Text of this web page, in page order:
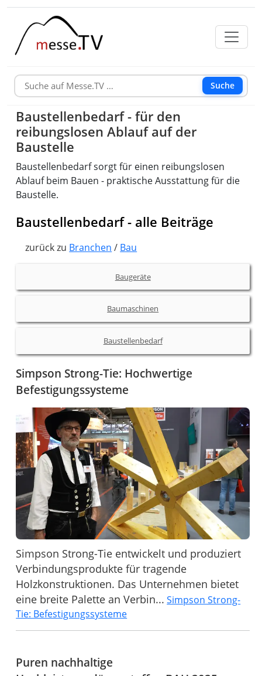
Suche
Baustellenbedarf - für den
reibungslosen Ablauf auf der
Baustelle
Baustellenbedarf sorgt für einen reibungslosen
Ablauf beim Bauen - praktische Ausstattung für die
Baustelle.
Baustellenbedarf - alle Beiträge
zurück zu Branchen / Bau
Baugeräte
Baumaschinen
Baustellenbedarf
Simpson Strong-Tie: Hochwertige
Befestigungssysteme
Simpson Strong-Tie entwickelt und produziert
Verbindungsprodukte für tragende
Holzkonstruktionen. Das Unternehmen bietet
eine breite Palette an Verbin... Simpson Strong-
Tie: Befestigungssysteme
Puren nachhaltige